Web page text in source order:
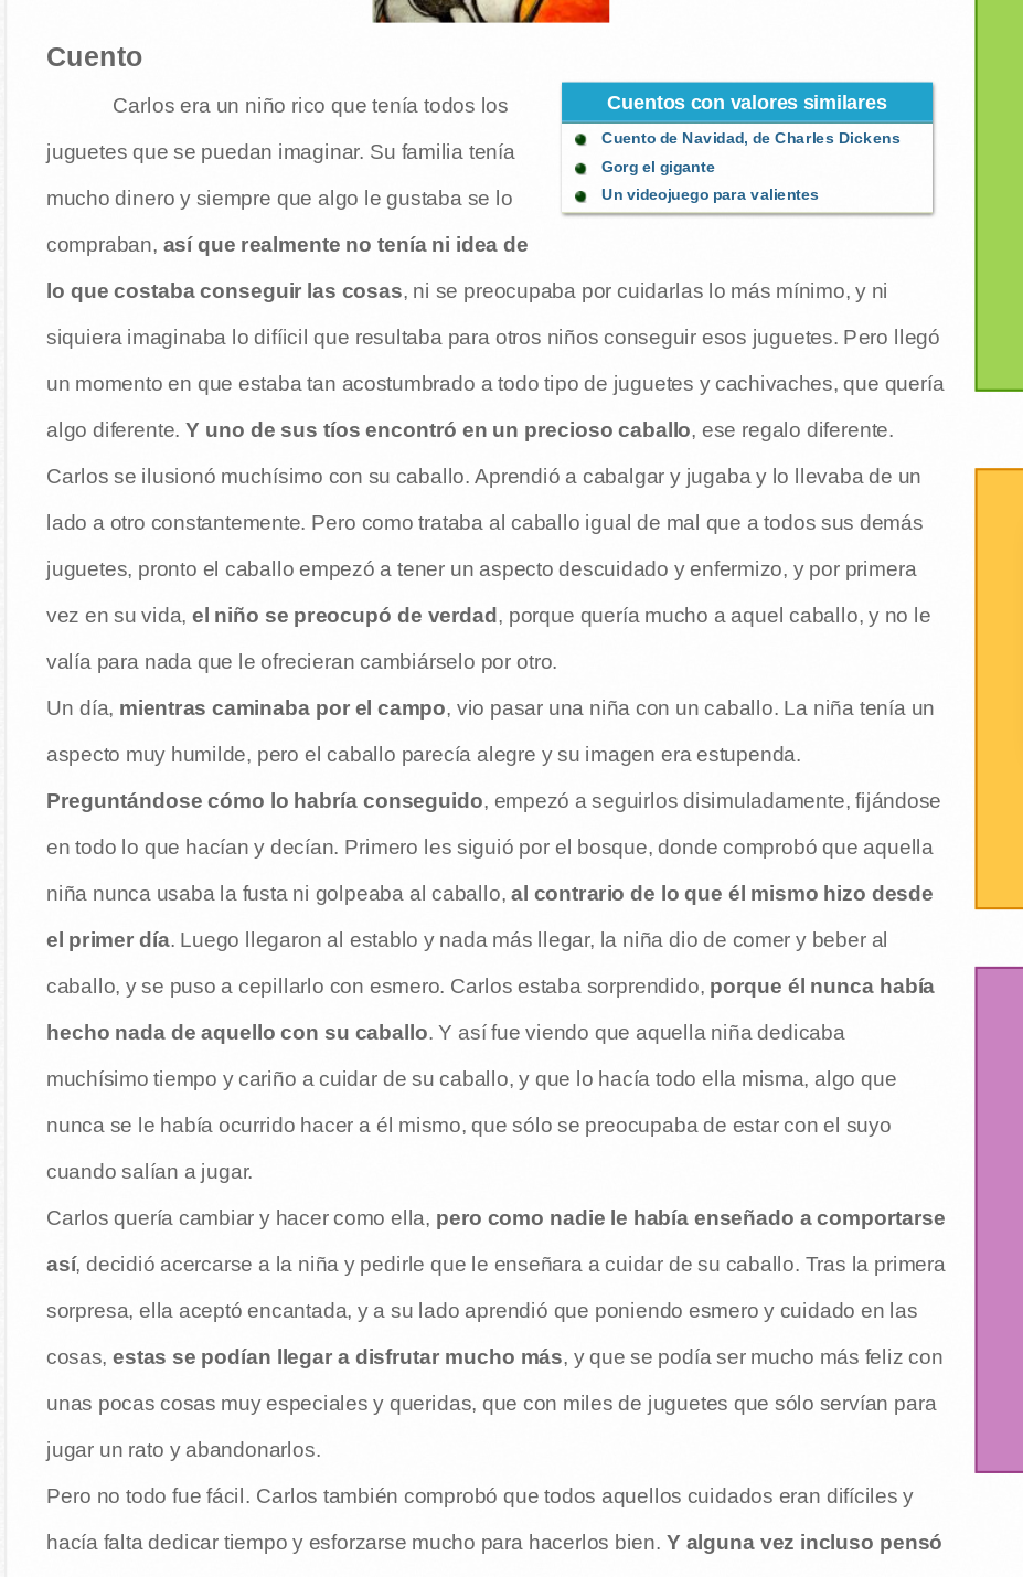
Cuento
Cuentos con valores similares
Cuento de Navidad, de Charles Dickens
Gorg el gigante
Un videojuego para valientes
Carlos era un niño rico que tenía todos los
juguetes que se puedan imaginar. Su familia tenía
mucho dinero y siempre que algo le gustaba se lo
compraban, así que realmente no tenía ni idea de
lo que costaba conseguir las cosas, ni se preocupaba por cuidarlas lo más mínimo, y ni
siquiera imaginaba lo difíicil que resultaba para otros niños conseguir esos juguetes. Pero llegó
un momento en que estaba tan acostumbrado a todo tipo de juguetes y cachivaches, que quería
algo diferente. Y uno de sus tíos encontró en un precioso caballo, ese regalo diferente.
Carlos se ilusionó muchísimo con su caballo. Aprendió a cabalgar y jugaba y lo llevaba de un
lado a otro constantemente. Pero como trataba al caballo igual de mal que a todos sus demás
juguetes, pronto el caballo empezó a tener un aspecto descuidado y enfermizo, y por primera
vez en su vida, el niño se preocupó de verdad , porque quería mucho a aquel caballo, y no le
valía para nada que le ofrecieran cambiárselo por otro.
Un día, mientras caminaba por el campo, vio pasar una niña con un caballo. La niña tenía un
aspecto muy humilde, pero el caballo parecía alegre y su imagen era estupenda.
Preguntándose cómo lo habría conseguido, empezó a seguirlos disimuladamente, fijándose
en todo lo que hacían y decían. Primero les siguió por el bosque, donde comprobó que aquella
niña nunca usaba la fusta ni golpeaba al caballo, al contrario de lo que él mismo hizo desde
el primer día. Luego llegaron al establo y nada más llegar, la niña dio de comer y beber al
caballo, y se puso a cepillarlo con esmero. Carlos estaba sorprendido, porque él nunca había
hecho nada de aquello con su caballo. Y así fue viendo que aquella niña dedicaba
muchísimo tiempo y cariño a cuidar de su caballo, y que lo hacía todo ella misma, algo que
nunca se le había ocurrido hacer a él mismo, que sólo se preocupaba de estar con el suyo
cuando salían a jugar.
Carlos quería cambiar y hacer como ella, pero como nadie le había enseñado a comportarse
así, decidió acercarse a la niña y pedirle que le enseñara a cuidar de su caballo. Tras la primera
sorpresa, ella aceptó encantada, y a su lado aprendió que poniendo esmero y cuidado en las
cosas, estas se podían llegar a disfrutar mucho más, y que se podía ser mucho más feliz con
unas pocas cosas muy especiales y queridas, que con miles de juguetes que sólo servían para
jugar un rato y abandonarlos.
Pero no todo fue fácil. Carlos también comprobó que todos aquellos cuidados eran difíciles y
hacía falta dedicar tiempo y esforzarse mucho para hacerlos bien. Y alguna vez incluso pensó